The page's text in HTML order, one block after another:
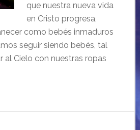
que nuestra nueva vida
en Cristo progresa,
como bebés inmaduros
seguir siendo bebés, tal
al Cielo con nuestras ropas